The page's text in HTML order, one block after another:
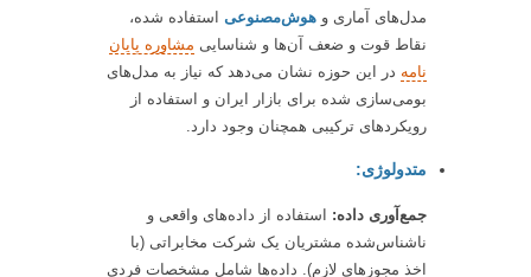
مدل‌های آماری وهوش‌مصنوعیاستفاده شده،
نقاط قوت و ضعف آن‌ها و شناساییمشاوره پایان
در این حوزه نشان می‌دهد که نیاز به مدل‌های
بومی‌سازی شده برای بازار ایران و استفاده از
رویکردهای ترکیبی همچنان وجود دارد.
متدولوژی:
جمع‌آوری داده: استفاده از داده‌های واقعی و
ناشناس‌شده مشتریان یک شرکت مخابراتی (با
اخذ مجوزهای لازم). داده‌ها شامل مشخصات فردی